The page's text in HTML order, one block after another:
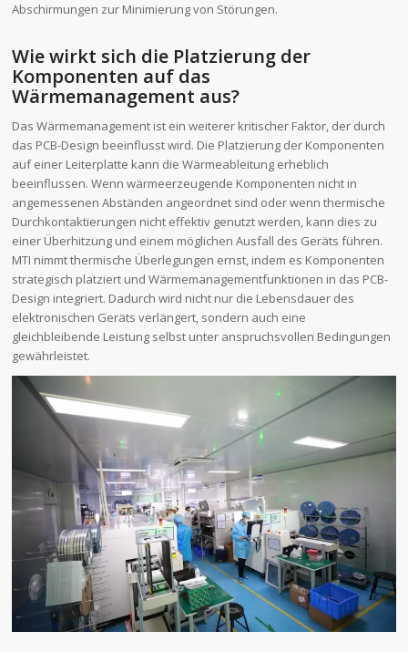
Abschirmungen zur Minimierung von Störungen.
Wie wirkt sich die Platzierung der
Komponenten auf das
Wärmemanagement aus?
Das Wärmemanagement ist ein weiterer kritischer Faktor, der durch
das PCB-Design beeinflusst wird. Die Platzierung der Komponenten
auf einer Leiterplatte kann die Wärmeableitung erheblich
beeinflussen. Wenn wärmeerzeugende Komponenten nicht in
angemessenen Abständen angeordnet sind oder wenn thermische
Durchkontaktierungen nicht effektiv genutzt werden, kann dies zu
einer Überhitzung und einem möglichen Ausfall des Geräts führen.
MTI nimmt thermische Überlegungen ernst, indem es Komponenten
strategisch platziert und Wärmemanagementfunktionen in das PCB-
Design integriert. Dadurch wird nicht nur die Lebensdauer des
elektronischen Geräts verlängert, sondern auch eine
gleichbleibende Leistung selbst unter anspruchsvollen Bedingungen
gewährleistet.